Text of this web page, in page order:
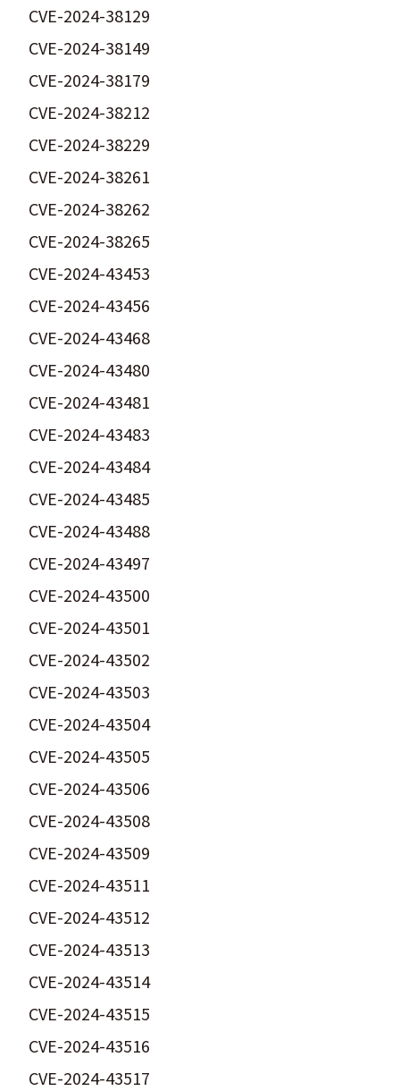
CVE-2024-38129
CVE-2024-38149
CVE-2024-38179
CVE-2024-38212
CVE-2024-38229
CVE-2024-38261
CVE-2024-38262
CVE-2024-38265
CVE-2024-43453
CVE-2024-43456
CVE-2024-43468
CVE-2024-43480
CVE-2024-43481
CVE-2024-43483
CVE-2024-43484
CVE-2024-43485
CVE-2024-43488
CVE-2024-43497
CVE-2024-43500
CVE-2024-43501
CVE-2024-43502
CVE-2024-43503
CVE-2024-43504
CVE-2024-43505
CVE-2024-43506
CVE-2024-43508
CVE-2024-43509
CVE-2024-43511
CVE-2024-43512
CVE-2024-43513
CVE-2024-43514
CVE-2024-43515
CVE-2024-43516
CVE-2024-43517